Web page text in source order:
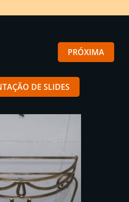
PRÓXIMA
DE SLIDES